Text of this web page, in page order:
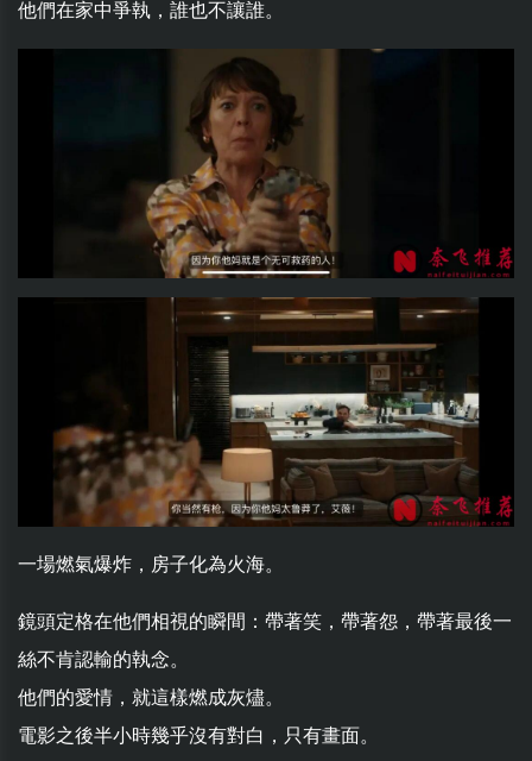
他們在家中爭執，誰也不讓誰。
一場燃氣爆炸，房子化為火海。
鏡頭定格在他們相視的瞬間：帶著笑，帶著怨，帶著最後一
絲不肯認輸的執念。
他們的愛情，就這樣燃成灰燼。
電影之後半小時幾乎沒有對白，只有畫面。